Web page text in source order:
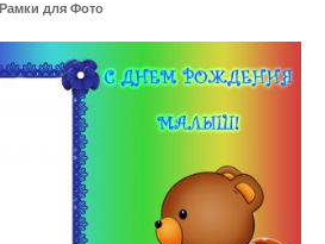
Рамки для Фото